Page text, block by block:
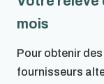
mois
Pour obtenir
fournisseurs